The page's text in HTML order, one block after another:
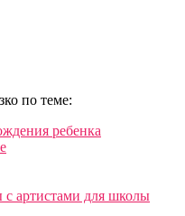
по теме:
ребенка
с артистами для школы